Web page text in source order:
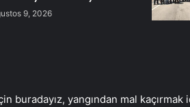
9, 2026
buradayız, yangından mal